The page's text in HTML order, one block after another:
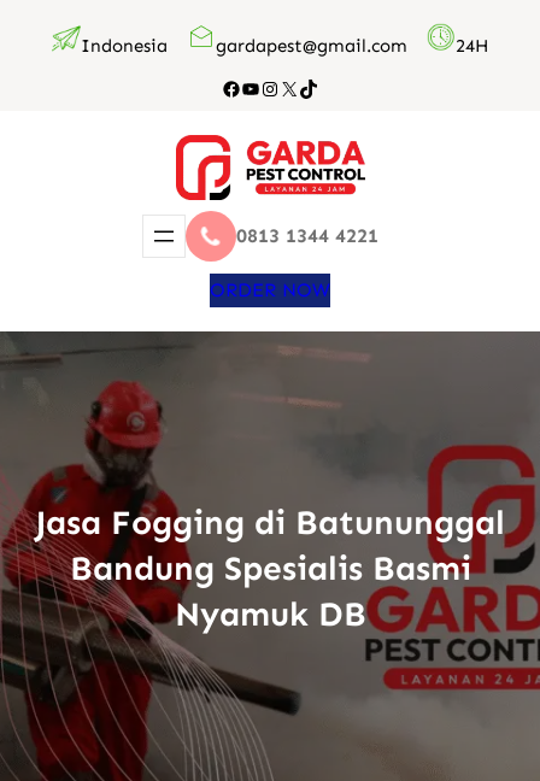
Indonesia gardapest@gmail.com 24H
Facebook
YouTube
Instagram
X TikTok
0813 1344 4221
ORDER NOW
Jasa Fogging di Batununggal
Bandung Spesialis Basmi
Nyamuk DB